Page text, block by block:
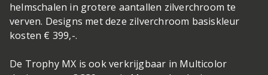
helmschalen in grotere aantallen zilverchroom te
verven. Designs met deze zilverchroom basiskleur
kosten € 399,-.
De Trophy MX is ook verkrijgbaar in Multicolor